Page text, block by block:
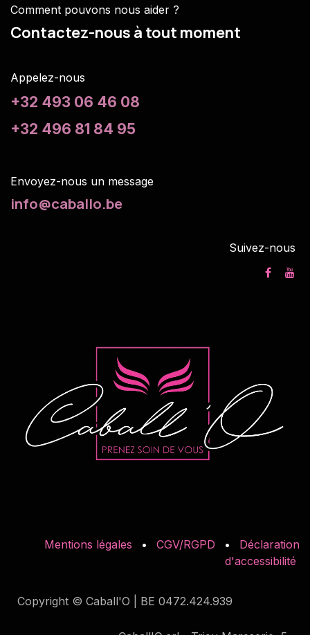
Comment pouvons nous aider ?
Contactez-nous à tout moment
Appelez-nous
+32 493 06 46 08
+32 496 81 84 95
Envoyez-nous un message
info@caballo.be
Suivez-nous
Mentions légales • CGV/RGPD •
Déclaration
d'accessibilité
Copyright © Caball'O | BE 0472.424.939